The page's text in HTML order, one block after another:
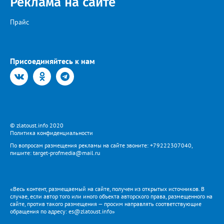
Прайс
Присоединяйтесь к нам
© zlatoust.info 2020
Политика конфиденциальности
По вопросам размещения рекламы на сайте звоните: +79222307040,
пишите: target-profmedia@mail.ru
«Весь контент, размещаемый на сайте, получен из открытых источников. В
случае, если автор того или иного объекта авторского права, размещенного на
сайте, против такого размещения — просим направлять соответствующие
обращения по адресу: es@zlatoust.info»